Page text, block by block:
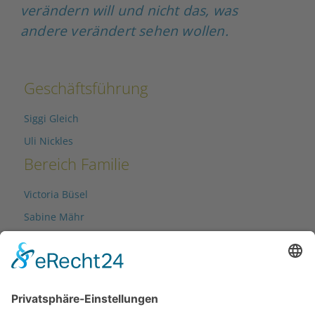
verändern will und nicht das, was
andere verändert sehen wollen.
Geschäftsführung
Siggi Gleich
Uli Nickles
Bereich Familie
Victoria Büsel
Sabine Mähr
Jana Mennig
Lisa Nardin
Indira Schmid